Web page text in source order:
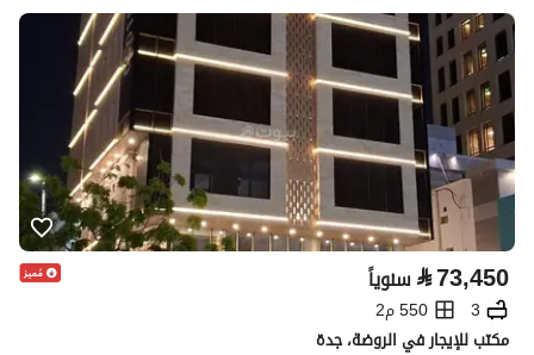
⃁73,450 سنوياً
3
550 م2
مكتب للإيجار في الروضة، جدة